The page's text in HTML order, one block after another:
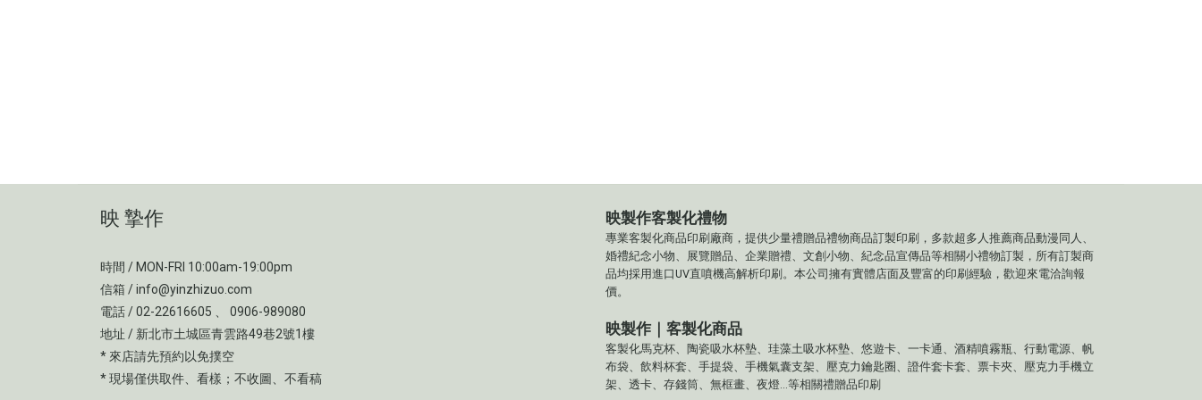
映 摯作
時間 / MON-FRI 10:00am-19:00pm
信箱 / info@yinzhizuo.com
電話 / 02-22616605 、 0906-989080
地址 / 新北市土城區青雲路49巷2號1樓
* 來店請先預約以免撲空
* 現場僅供取件、看樣；不收圖、不看稿
映製作客製化禮物
專業客製化商品印刷廠商，提供少量禮贈品禮物商品訂製印刷，多款超多人推薦商品動漫同人、
婚禮紀念小物、展覽贈品、企業贈禮、文創小物、紀念品宣傳品等相關小禮物訂製，所有訂製商
品均採用進口UV直噴機高解析印刷。本公司擁有實體店面及豐富的印刷經驗，歡迎來電洽詢報
價。
映製作｜客製化商品
客製化馬克杯、陶瓷吸水杯墊、珪藻土吸水杯墊、悠遊卡、一卡通、酒精噴霧瓶、行動電源、帆
布袋、飲料杯套、手提袋、手機氣囊支架、壓克力鑰匙圈、證件套卡套、票卡夾、壓克力手機立
架、透卡、存錢筒、無框畫、夜燈...等相關禮贈品印刷